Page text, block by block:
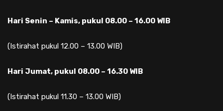
Hari Senin – Kamis, pukul 08.00 – 16.00 WIB
(Istirahat pukul 12.00 – 13.00 WIB)
Hari Jumat, pukul 08.00 – 16.30 WIB
(Istirahat pukul 11.30 – 13.00 WIB)